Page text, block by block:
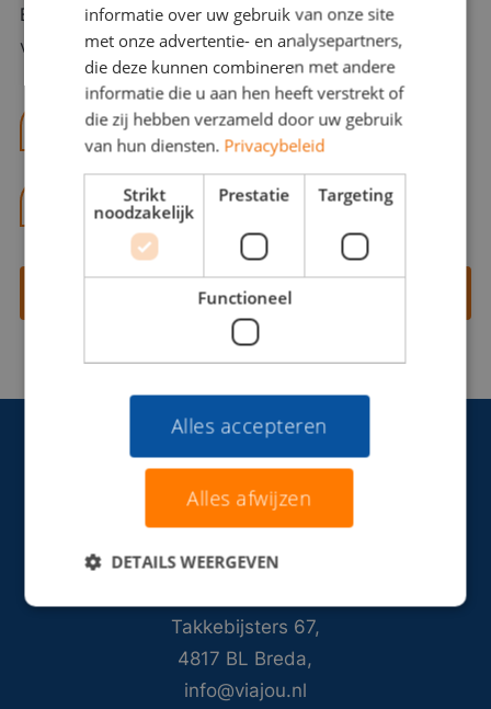
Bel of mail Benno met al jouw vragen. Benno staat
voor je klaar en helpt je graag!
benno@viajou.nl
06 13 28 62 71
Contact opnemen
Takkebijsters 67,
4817 BL Breda,
info@viajou.nl
informatie over uw gebruik van onze site
met onze advertentie- en analysepartners,
die deze kunnen combineren met andere
informatie die u aan hen heeft verstrekt of
die zij hebben verzameld door uw gebruik
van hun diensten. Privacybeleid
Strikt
noodzakelijk
Prestatie Targeting
Functioneel
Alles accepteren
Alles afwijzen
DETAILS WEERGEVEN